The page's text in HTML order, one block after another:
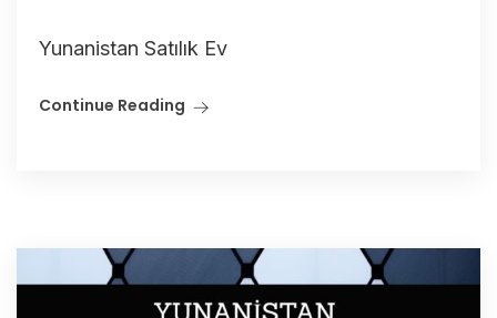
Yunanistan Satılık Ev
Continue Reading